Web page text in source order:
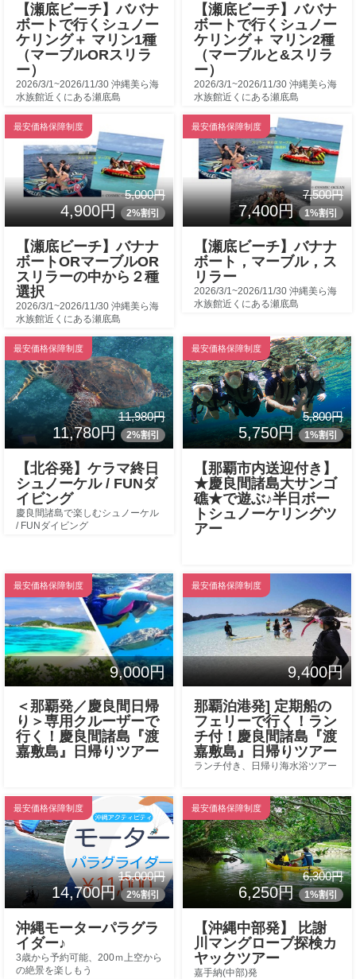
【瀬底ビーチ】ババナ
ボートで行くシュノー
ケリング＋ マリン1種
（マーブルORスリラ
ー）
2026/3/1~2026/11/30 沖縄美ら海
水族館近くにある瀬底島
【瀬底ビーチ】ババナ
ボートで行くシュノー
ケリング＋ マリン2種
（マーブルと&スリラ
ー）
2026/3/1~2026/11/30 沖縄美ら海
水族館近くにある瀬底島
最安価格保障制度
5,000円
4,900円 2%割引
【瀬底ビーチ】バナナ
ボートORマーブルOR
スリラーの中から２種
選択
2026/3/1~2026/11/30 沖縄美ら海
水族館近くにある瀬底島
最安価格保障制度
7,500円
7,400円 1%割引
【瀬底ビーチ】バナナ
ボート，マーブル，ス
リラー
2026/3/1~2026/11/30 沖縄美ら海
水族館近くにある瀬底島
最安価格保障制度
11,980円
11,780円 2%割引
【北谷発】ケラマ終日
シュノーケル / FUNダ
イビング
慶良間諸島で楽しむシュノーケル
/ FUNダイビング
最安価格保障制度
5,800円
5,750円 1%割引
【那覇市内送迎付き】
★慶良間諸島大サンゴ
礁★で遊ぶ♪半日ボー
トシュノーケリングツ
アー
最安価格保障制度
9,000円
＜那覇発／慶良間日帰
り＞専用クルーザーで
行く！慶良間諸島『渡
嘉敷島』日帰りツアー
最安価格保障制度
9,400円
那覇泊港発] 定期船の
フェリーで行く！ラン
チ付！慶良間諸島『渡
嘉敷島』日帰りツアー
ランチ付き、日帰り海水浴ツアー
最安価格保障制度
15,000円
14,700円 2%割引
沖縄モーターパラグラ
イダー♪
3歳から予約可能、200ｍ上空から
の絶景を楽しもう
最安価格保障制度
6,300円
6,250円 1%割引
【沖縄中部発】 比謝
川マングローブ探検カ
ヤックツアー
嘉手納(中部)発